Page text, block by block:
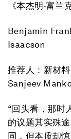
《本杰明·富兰
Benjamin
Isaacson
推荐人：新材
Sanjeev
“回头看，那时
的议题其实殊
同，但本质却